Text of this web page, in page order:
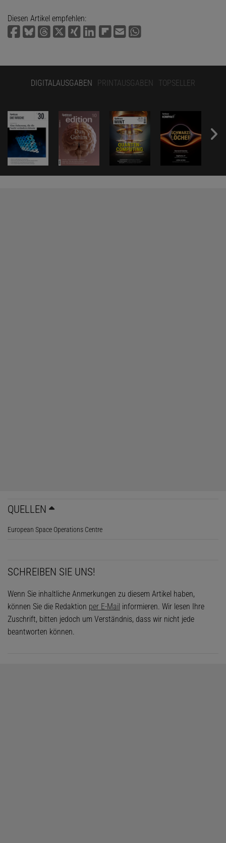
Diesen Artikel empfehlen:
DIGITALAUSGABEN PRINTAUSGABEN TOPSELLER
QUELLEN
European Space Operations Centre
SCHREIBEN SIE UNS!
Wenn Sie inhaltliche Anmerkungen zu diesem Artikel haben,
können Sie die Redaktion per E-Mail informieren. Wir lesen Ihre
Zuschrift, bitten jedoch um Verständnis, dass wir nicht jede
beantworten können.